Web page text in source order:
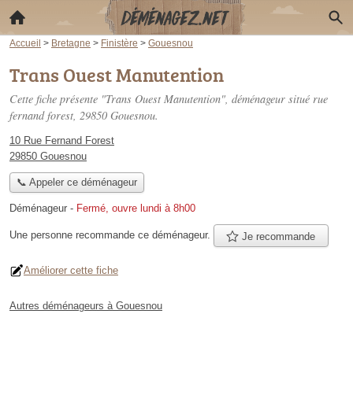
Accueil > Bretagne > Finistère > Gouesnou
Trans Ouest Manutention
Cette fiche présente "Trans Ouest Manutention", déménageur situé rue
fernand forest, 29850 Gouesnou.
10 Rue Fernand Forest
29850 Gouesnou
📞 Appeler ce déménageur
Déménageur - Fermé, ouvre lundi à 8h00
Une personne recommande ce déménageur. Je recommande
Améliorer cette fiche
Autres déménageurs à Gouesnou